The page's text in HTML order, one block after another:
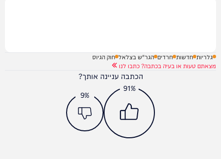
גלריות חדשות חרדים הגר"ש בצלאל חוק הגיוס
מצאתם טעות או בעיה בכתבה? כתבו לנו
הכתבה עניינה אותך?
91%
9%